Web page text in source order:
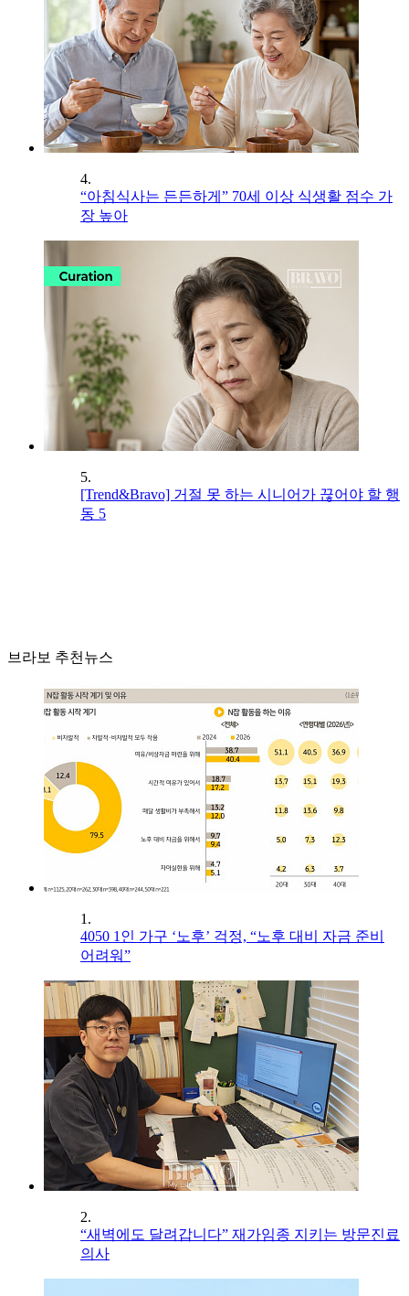
4.
“아침식사는 든든하게” 70세 이상 식생활 점수 가
장 높아
5.
[Trend&Bravo] 거절 못 하는 시니어가 끊어야 할 행
동 5
브라보 추천뉴스
1.
4050 1인 가구 ‘노후’ 걱정, “노후 대비 자금 준비
어려워”
2.
“새벽에도 달려갑니다” 재가임종 지키는 방문진료
의사